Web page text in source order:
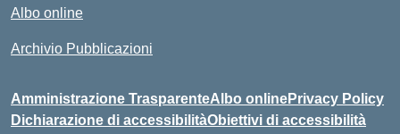
Albo online
Archivio Pubblicazioni
Amministrazione TrasparenteAlbo onlinePrivacy Policy
Dichiarazione di accessibilitàObiettivi di accessibilità